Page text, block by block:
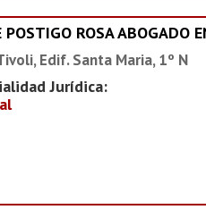
POSTIGO ROSA ABOGADO
Edif. Santa Maria, 1º N
Jurídica: